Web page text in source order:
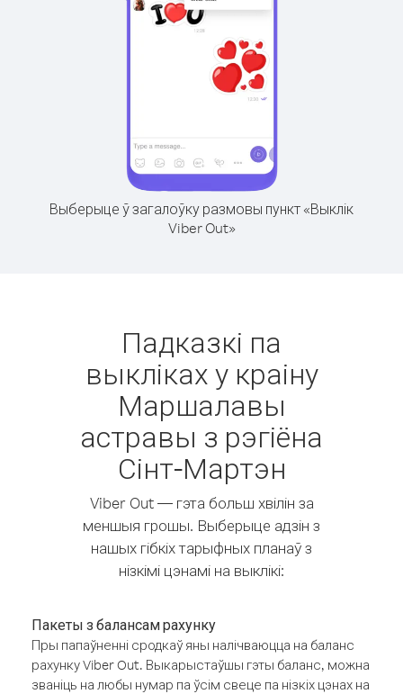
Выберыце ў загалоўку размовы пункт «Выклік
Viber Out»
Падказкі па
выкліках у краіну
Маршалавы
астравы з рэгіёна
Сінт-Мартэн
Viber Out — гэта больш хвілін за
меншыя грошы. Выберыце адзін з
нашых гібкіх тарыфных планаў з
нізкімі цэнамі на выклікі:
Пакеты з балансам рахунку
Пры папаўненні сродкаў яны налічваюцца на баланс
рахунку Viber Out. Выкарыстаўшы гэты баланс, можна
званіць на любы нумар па ўсім свеце па нізкіх цэнах на